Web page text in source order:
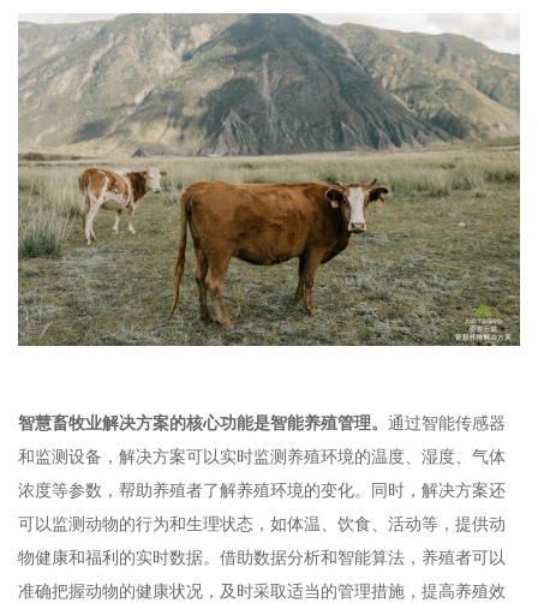
智慧畜牧业解决方案的核心功能是智能养殖管理。 通过智能传感器
和监测设备，解决方案可以实时监测养殖环境的温度、湿度、气体
浓度等参数，帮助养殖者了解养殖环境的变化。同时，解决方案还
可以监测动物的行为和生理状态，如体温、饮食、活动等，提供动
物健康和福利的实时数据。借助数据分析和智能算法，养殖者可以
准确把握动物的健康状况，及时采取适当的管理措施，提高养殖效